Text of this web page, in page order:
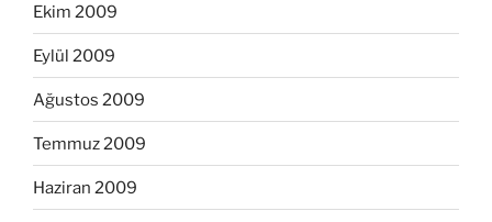
Ekim 2009
Eylül 2009
Ağustos 2009
Temmuz 2009
Haziran 2009